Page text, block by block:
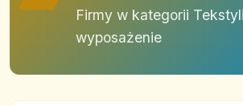
Firmy w kategorii
wyposażenie